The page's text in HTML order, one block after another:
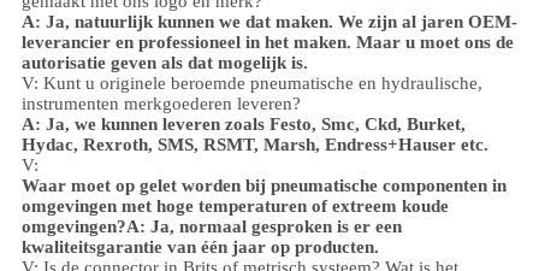
A: Ja, natuurlijk kunnen we dat maken. We zijn al jaren OEM-
leverancier en professioneel in het maken. Maar u moet ons de
autorisatie geven als dat mogelijk is.
V: Kunt u originele beroemde pneumatische en hydraulische,
instrumenten merkgoederen leveren?
A: Ja, we kunnen leveren zoals Festo, Smc, Ckd, Burket,
Hydac, Rexroth, SMS, RSMT, Marsh, Endress+Hauser etc.
V:
Waar moet op gelet worden bij pneumatische componenten in
omgevingen met hoge temperaturen of extreem koude
omgevingen?A: Ja, normaal gesproken is er een
kwaliteitsgarantie van één jaar op producten.